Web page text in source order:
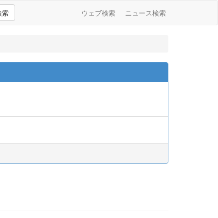
索 ウェブ検索 ニュース検索